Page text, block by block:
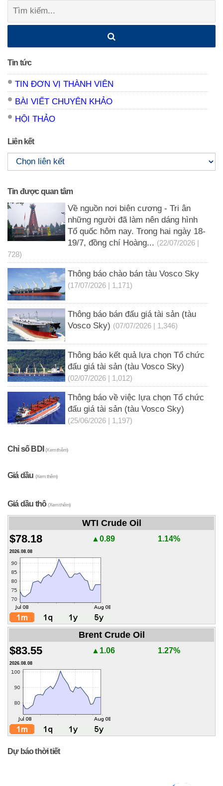
Tìm
Tin tức
TIN ĐƠN VỊ THÀNH VIÊN
BÀI VIẾT CHUYÊN KHẢO
HỘI THẢO
Liên kết
Tin được quan tâm
Về nguồn nơi biên cương - Tri ân
những người đã làm nên dáng hình
Tổ quốc hôm nay. Trong hai ngày 18-
19/7, đồng chí Hoàng... (22/07/2026 |
728)
Thông báo chào bán tàu Vosco Sky
(17/07/2026 | 1,171)
Thông báo bán đấu giá tài sản (tàu
Vosco Sky) (07/07/2026 | 1,346)
Thông báo kết quả lựa chọn Tổ chức
đấu giá tài sản (tàu Vosco Sky)
(02/07/2026 | 1,012)
Thông báo về việc lựa chọn Tổ chức
đấu giá tài sản (tàu Vosco Sky)
(25/06/2026 | 1,197)
Chỉ số BDI(Xem thêm)
Giá dầu (Xem thêm)
Giá dầu thô(Xem thêm)
WTI Crude Oil
$78.18 ▲0.89 1.14%
2026.08.08
Brent Crude Oil
$83.55 ▲1.06 1.27%
2026.08.08
Dự báo thời tiết